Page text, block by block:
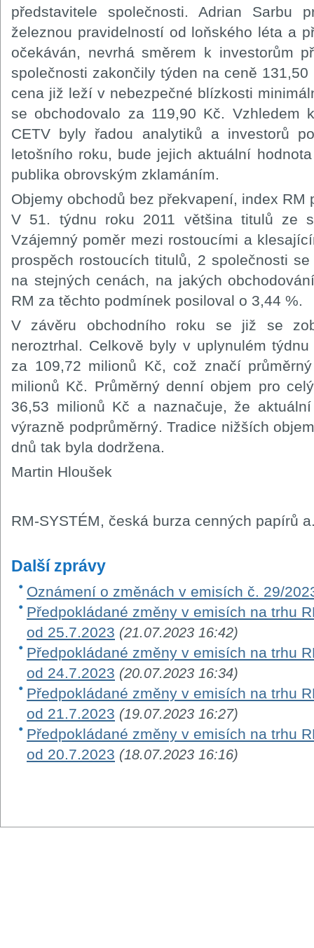
představitele společnosti. Adrian Sarbu
železnou pravidelností od loňského léta a
očekáván, nevrhá směrem k investorům
společnosti zakončily týden na ceně
cena již leží v nebezpečné blízkosti
se obchodovalo za 119,90 Kč. Vzhledem
CETV byly řadou analytiků a investorů
letošního roku, bude jejich aktuální
publika obrovským zklamáním.
Objemy obchodů bez překvapení, index RM
V 51. týdnu roku 2011 většina titulů ze
Vzájemný poměr mezi rostoucími a
prospěch rostoucích titulů, 2 společnosti
na stejných cenách, na jakých
RM za těchto podmínek posiloval o 3,44 %.
V závěru obchodního roku se již se
neroztrhal. Celkově byly v uplynulém
za 109,72 milionů Kč, což značí
milionů Kč. Průměrný denní objem pro
36,53 milionů Kč a naznačuje, že
výrazně podprůměrný. Tradice nižších
dnů tak byla dodržena.
Martin Hloušek
RM-SYSTÉM, česká burza cenných papírů
Další zprávy
Oznámení o změnách v emisích č. 29/
Předpokládané změny v emisích na trhu
od 25.7.2023 (21.07.2023 16:42)
Předpokládané změny v emisích na trhu
od 24.7.2023 (20.07.2023 16:34)
Předpokládané změny v emisích na trhu
od 21.7.2023 (19.07.2023 16:27)
Předpokládané změny v emisích na trhu
od 20.7.2023 (18.07.2023 16:16)